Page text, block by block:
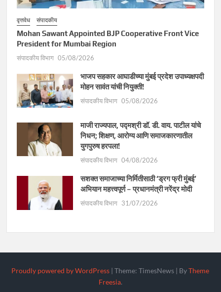
वृत्तवेध संपादकीय
Mohan Sawant Appointed BJP Cooperative Front Vice
President for Mumbai Region
संपादकीय विभाग 05/08/2026
भाजप सहकार आघाडीच्या मुंबई प्रदेश उपाध्यक्षपदी
मोहन सावंत यांची नियुक्ती!
संपादकीय विभाग 05/08/2026
माजी राज्यपाल, पद्मश्री डॉ. डी. वाय. पाटील यांचे
निधन; शिक्षण, आरोग्य आणि समाजकारणातील
युगपुरुष हरपला!
संपादकीय विभाग 04/08/2026
सशक्त समाजाच्या निर्मितीसाठी ‘ड्रग फ्री मुंबई’
अभियान महत्त्वपूर्ण – प्रधानमंत्री नरेंद्र मोदी
संपादकीय विभाग 31/07/2026
Proudly powered by WordPress |Theme: TimesNews | ByTheme
Freesia.